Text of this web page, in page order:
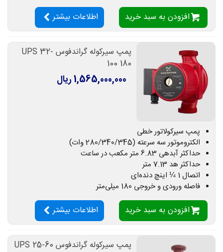
افزودن به سبد خرید اطلاعات بیشتر
پمپ سیرکوله گراندفوس UPS 32-
100 180
1,565,000,000 ریال
پمپ سیرکولاتور خطی
الکتروموتور سه سرعته (280/340/345 وات)
حداکثر آبدهی 6.83 متر مکعب در ساعت
حداکثر هد 7.13 متر
اتصال 1 ¼ اینچ دنده‌ای
فاصله ورودی و خروجی 180 میلی‌متر
افزودن به سبد خرید اطلاعات بیشتر
پمپ سیرکوله گراندفوس UPS 25-60